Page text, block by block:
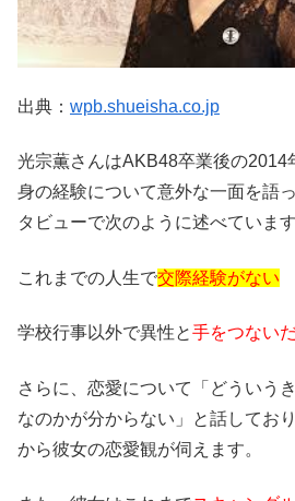
出典： wpb.shueisha.co.jp
光宗薫さんはAKB48卒業後の2014
身の経験について意外な一面を語
タビューで次のように述べています
これまでの人生で交際経験がない
学校行事以外で異性と手をつない
さらに、恋愛について「どういう
なのかが分からない」と話してお
から彼女の恋愛観が伺えます。